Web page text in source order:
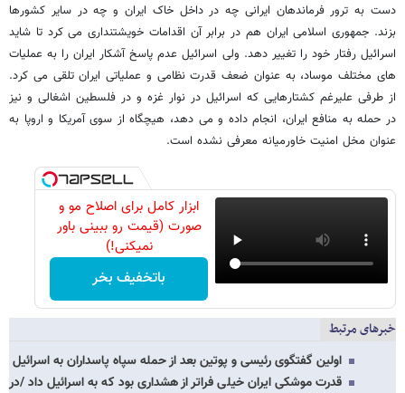
دست به ترور فرماندهان ایرانی چه در داخل خاک ایران و چه در سایر کشورها
بزند. جمهوری اسلامی ایران هم در برابر آن اقدامات خویشتنداری می کرد تا شاید
اسرائیل رفتار خود را تغییر دهد. ولی اسرائیل عدم پاسخ آشکار ایران را به عملیات
های مختلف موساد، به عنوان ضعف قدرت نظامی و عملیاتی ایران تلقی می کرد.
از طرفی علیرغم کشتارهایی که اسرائیل در نوار غزه و در فلسطین اشغالی و نیز
در حمله به منافع ایران، انجام داده و می دهد، هیچگاه از سوی آمریکا و اروپا به
عنوان مخل امنیت خاورمیانه معرفی نشده است.
ابزار کامل برای اصلاح مو و
صورت (قیمت رو ببینی باور
نمیکنی!)
باتخفیف بخر
خبرهای مرتبط
اولین گفتگوی رئیسی و پوتین بعد از حمله سپاه پاسداران به اسرائیل
قدرت موشکی ایران خیلی فراتر از هشداری بود که به اسرائیل داد /در